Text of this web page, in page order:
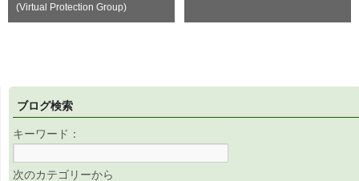
(Virtual Protection Group)
ブログ検索
キーワード：
次のカテゴリーから